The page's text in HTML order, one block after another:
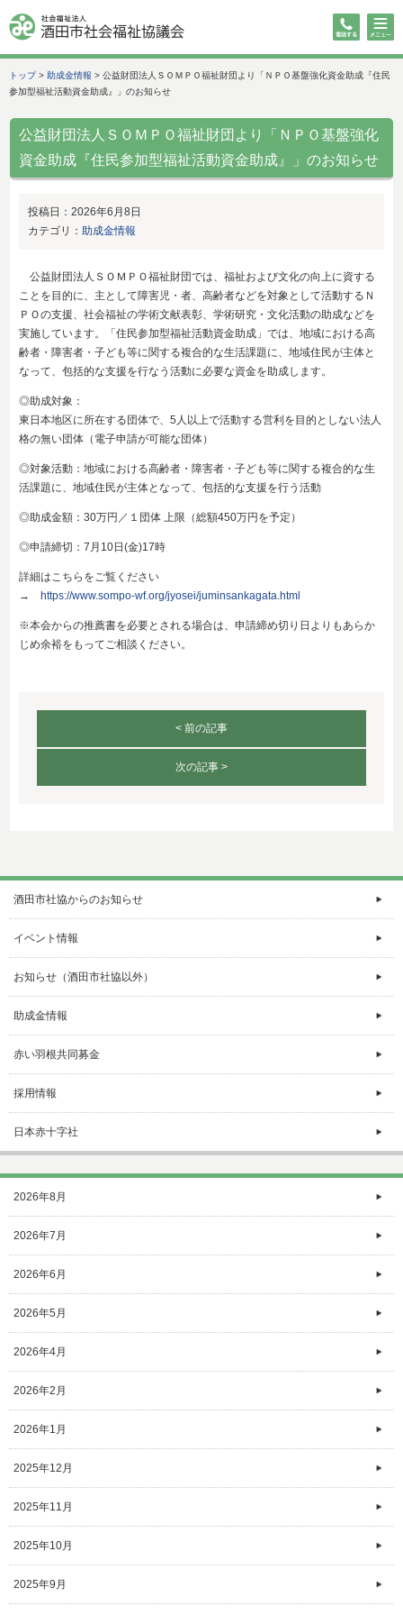
トップ> 助成金情報 > 公益財団法人ＳＯＭＰＯ福祉財団より「ＮＰＯ基盤強化資金助成『住民
参加型福祉活動資金助成』」のお知らせ
公益財団法人ＳＯＭＰＯ福祉財団より「ＮＰＯ基盤強化
資金助成『住民参加型福祉活動資金助成』」のお知らせ
投稿日：2026年6月8日
カテゴリ：助成金情報
公益財団法人ＳＯＭＰＯ福祉財団では、福祉および文化の向上に資する
ことを目的に、主として障害児・者、高齢者などを対象として活動するＮ
ＰＯの支援、社会福祉の学術文献表彰、学術研究・文化活動の助成などを
実施しています。「住民参加型福祉活動資金助成」では、地域における高
齢者・障害者・子ども等に関する複合的な生活課題に、地域住民が主体と
なって、包括的な支援を行なう活動に必要な資金を助成します。
◎助成対象：
東日本地区に所在する団体で、5人以上で活動する営利を目的としない法人
格の無い団体（電子申請が可能な団体）
◎対象活動：地域における高齢者・障害者・子ども等に関する複合的な生
活課題に、地域住民が主体となって、包括的な支援を行う活動
◎助成金額：30万円／１団体 上限（総額450万円を予定）
◎申請締切：7月10日(金)17時
詳細はこちらをご覧ください
→
https://www.sompo-wf.org/jyosei/juminsankagata.html
※本会からの推薦書を必要とされる場合は、申請締め切り日よりもあらか
じめ余裕をもってご相談ください。
< 前の記事
次の記事 >
酒田市社協からのお知らせ
イベント情報
お知らせ（酒田市社協以外）
助成金情報
赤い羽根共同募金
採用情報
日本赤十字社
2026年8月
2026年7月
2026年6月
2026年5月
2026年4月
2026年2月
2026年1月
2025年12月
2025年11月
2025年10月
2025年9月